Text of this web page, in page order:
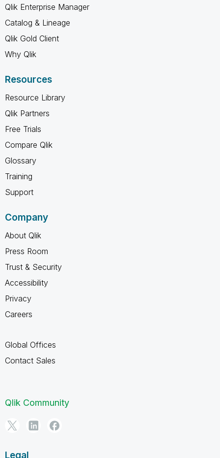
Qlik Enterprise Manager
Catalog & Lineage
Qlik Gold Client
Why Qlik
Resources
Resource Library
Qlik Partners
Free Trials
Compare Qlik
Glossary
Training
Support
Company
About Qlik
Press Room
Trust & Security
Accessibility
Privacy
Careers
Global Offices
Contact Sales
Qlik Community
Legal